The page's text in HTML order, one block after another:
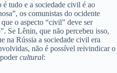
tudo e a sociedade civil é ao
os comunistas do ocidente
o aspecto “civil” deve ser
Se Lênin, que não percebeu isso,
na Rússia a sociedade civil era
não é possível reivindicar o
cultural: